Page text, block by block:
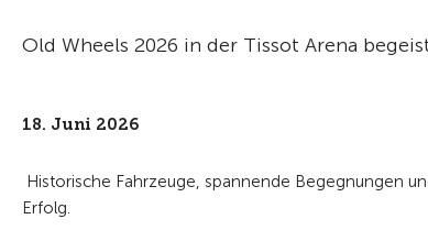
Old Wheels 2026 in der Tissot Arena
18. Juni 2026
Historische Fahrzeuge, spannende Begegnungen
Erfolg.